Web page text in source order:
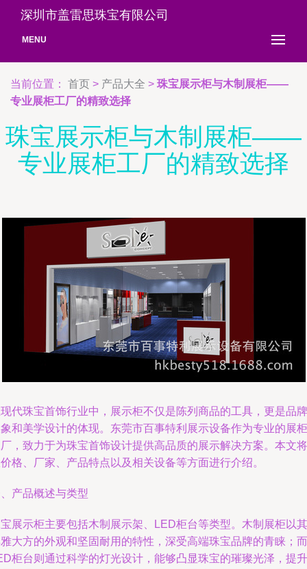
深圳市盖雷思珠宝有限公司
MENU
当前位置： 首页 > 产品大全 > 珠宝展示柜与木制展柜——
专业展柜工厂的精致选择
珠宝展示柜与木制展柜——
专业展柜工厂的精致选择
代珠宝首饰行业中，展示柜不仅是陈列商品的工具，更是品牌
和美学设计的体现。东莞市百事特利展示设备作为专业的展柜
，致力于为珠宝首饰设计提供高品质的展示解决方案。本文将
格、厂家、产品特点以及相关设备等方面进行介绍。
产品概述与类型
展示柜主要包括木制展示架、LED柜台等类型。木制展柜以其
大方的外观和坚固耐用的特性，深受高端珠宝品牌的青睐；而
柜台则通过科学的灯光设计，能够凸显珠宝的璀璨光泽，提升